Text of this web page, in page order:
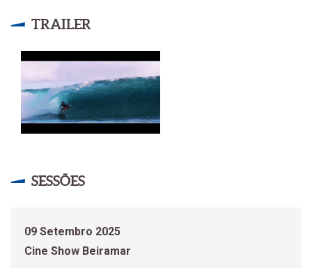
TRAILER
SESSÕES
09 Setembro 2025
Cine Show Beiramar